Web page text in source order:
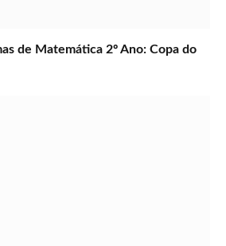
de Matemática 2º Ano: Copa do